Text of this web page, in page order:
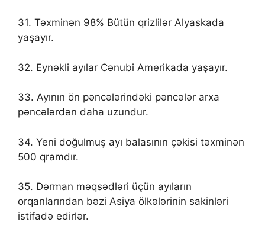
31. Təxminən 98% Bütün qrizlilər Alyaskada
yaşayır.
32. Eynəkli ayılar Cənubi Amerikada yaşayır.
33. Ayının ön pəncələrindəki pəncələr arxa
pəncələrdən daha uzundur.
34. Yeni doğulmuş ayı balasının çəkisi təxminən
500 qramdır.
35. Dərman məqsədləri üçün ayıların
orqanlarından bəzi Asiya ölkələrinin sakinləri
istifadə edirlər.